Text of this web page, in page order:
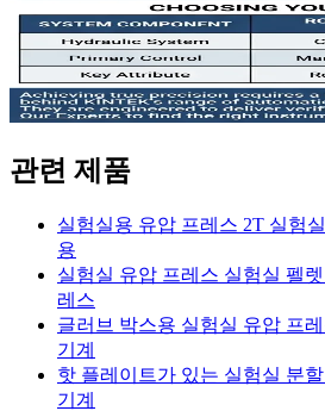
관련 제품
실험실용 유압 프레스 2T 실험
용
실험실 유압 프레스 실험실 펠
레스
글러브 박스용 실험실 유압 프
기계
핫 플레이트가 있는 실험실 분
기계